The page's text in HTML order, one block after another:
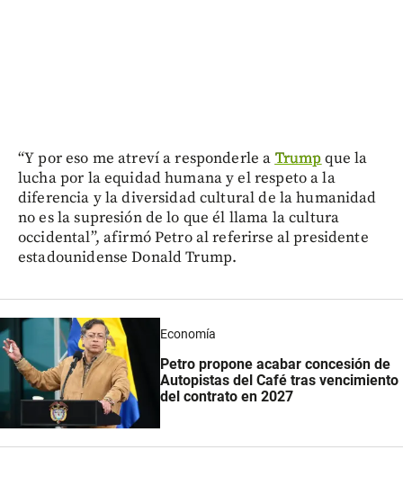
“Y por eso me atreví a responderle a Trumpque la
lucha por la equidad humana y el respeto a la
diferencia y la diversidad cultural de la humanidad
no es la supresión de lo que él llama la cultura
occidental”, afirmó Petro al referirse al presidente
estadounidense Donald Trump.
Economía
Petro propone acabar concesión de
Autopistas del Café tras vencimiento
del contrato en 2027